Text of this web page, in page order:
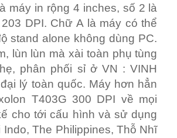
máy in rộng 4 inches, số 2 là
DPI. Chữ A là máy có thể
stand alone không dùng PC.
lùn lùn mà xài toàn phụ tùng
phân phối sỉ ở VN : VINH
lý toàn quốc. Máy hơn hẳn
T403G 300 DPI về mọi
cho tới cấu hình và sử dụng
Indo, The Philippines, Thỗ Nhĩ